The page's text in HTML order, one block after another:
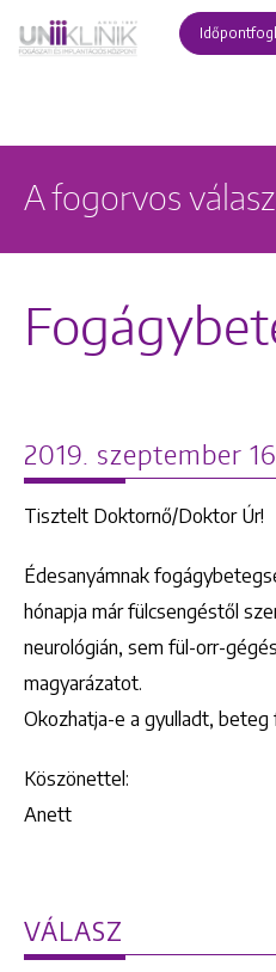
A fogorvos
2019. szeptember 16.
Tisztelt Doktornő/Doktor Úr!
Édesanyámnak
hónapja már fülcsengéstől
neurológián, sem fül-orr-
magyarázatot.
Okozhatja-e a gyulladt, beteg
Köszönettel:
Anett
VÁLASZ